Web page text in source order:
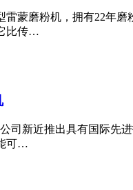
雷蒙磨粉机，拥有22年
比传…
司新近推出具有国际先
可…